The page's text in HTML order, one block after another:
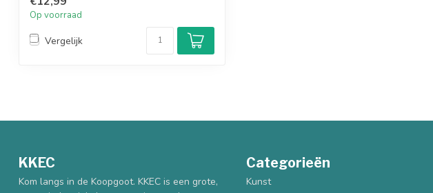
Op voorraad
Vergelijk
KKEC
Kom langs in de Koopgoot. KKEC is een grote,
Categorieën
Kunst